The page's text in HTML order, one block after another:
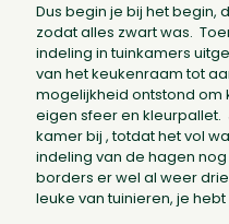
Dus begin je bij het begin,
zodat alles zwart was.
indeling in tuinkamers
van het keukenraam tot
mogelijkheid ontstond om
eigen sfeer en
kamer bij , totdat het vol
indeling van de hagen
borders er wel al weer
leuke van tuinieren, je